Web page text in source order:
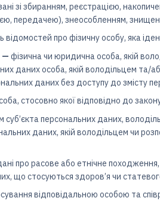
зі збиранням, реєстрацією,
передачею), знеособленням,
відомостей про фізичну особу, яка
— фізична чи юридична особа, якій
даних особа, якій володільцем
даних без доступу до змісту
стосовно якої відповідно до
суб’єкта персональних даних,
даних, якій володільцем чи
про расове або етнічне походження,
що стосуються здоров’я чи
відповідальною особою та